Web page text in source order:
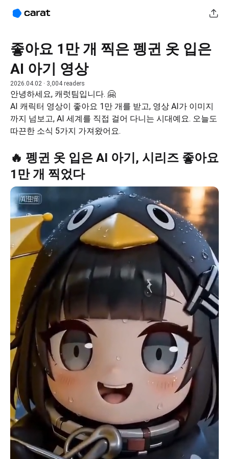
좋아요 1만 개 찍은 펭귄 옷 입은
AI 아기 영상
2026.04.02 · 3,004 readers
안녕하세요, 캐럿팀입니다. 🤗
AI 캐릭터 영상이 좋아요 1만 개를 받고, 영상 AI가 이미지
까지 넘보고, AI 세계를 직접 걸어 다니는 시대예요. 오늘도
따끈한 소식 5가지 가져왔어요.
🔥 펭귄 옷 입은 AI 아기, 시리즈 좋아요
1만 개 찍었다